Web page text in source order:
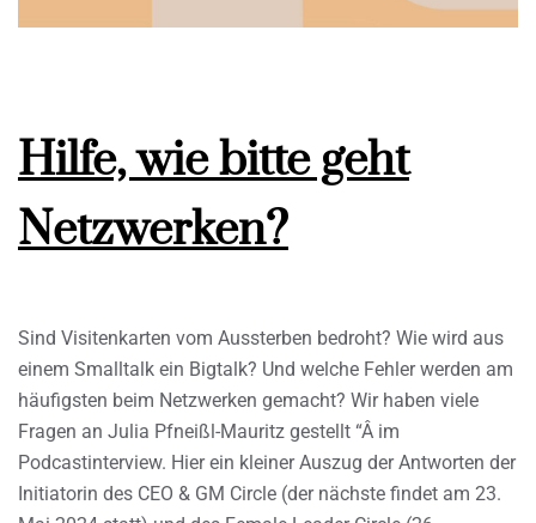
Hilfe, wie bitte geht
Netzwerken?
Sind Visitenkarten vom Aussterben bedroht? Wie wird aus
einem Smalltalk ein Bigtalk? Und welche Fehler werden am
häufigsten beim Netzwerken gemacht? Wir haben viele
Fragen an Julia Pfneißl-Mauritz gestellt “Â im
Podcastinterview. Hier ein kleiner Auszug der Antworten der
Initiatorin des CEO & GM Circle (der nächste findet am 23.